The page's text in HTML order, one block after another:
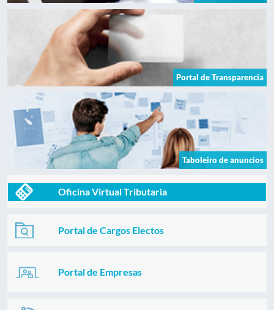
Portal de Transparencia
Taboleiro de anuncios
Oficina Virtual Tributaria
Portal de Cargos Electos
Portal de Empresas